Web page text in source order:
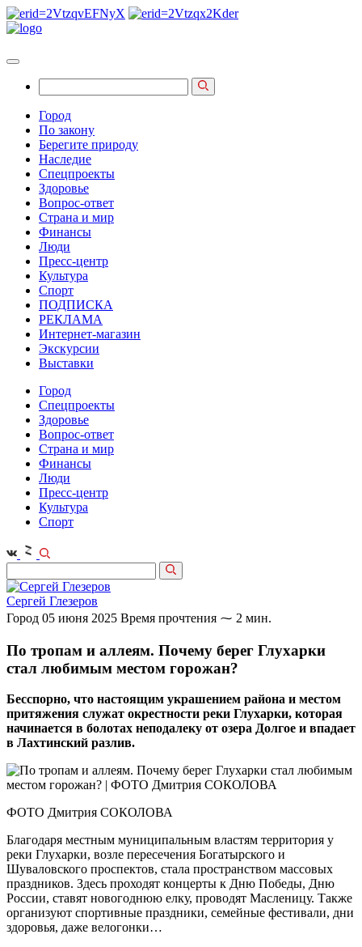
Город
По закону
Берегите природу
Наследие
Спецпроекты
Здоровье
Вопрос-ответ
Страна и мир
Финансы
Люди
Пресс-центр
Культура
Спорт
ПОДПИСКА
РЕКЛАМА
Интернет-магазин
Экскурсии
Выставки
Город
Спецпроекты
Здоровье
Вопрос-ответ
Страна и мир
Финансы
Люди
Пресс-центр
Культура
Спорт
Сергей Глезеров
Город 05 июня 2025 Время прочтения ⁓ 2 мин.
По тропам и аллеям. Почему берег Глухарки
стал любимым местом горожан?
Бесспорно, что настоящим украшением района и местом
притяжения служат окрестности реки Глухарки, которая
начинается в болотах неподалеку от озера Долгое и впадает
в Лахтинский разлив.
ФОТО Дмитрия СОКОЛОВА
Благодаря местным муниципальным властям территория у
реки Глухарки, возле пересечения Богатырского и
Шуваловского проспектов, стала пространством массовых
праздников. Здесь проходят концерты к Дню Победы, Дню
России, ставят новогоднюю елку, проводят Масленицу. Также
организуют спортивные праздники, семейные фестивали, дни
здоровья, даже велогонки…